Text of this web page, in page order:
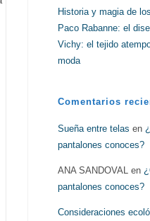
Historia y magia de
Paco Rabanne: el
Vichy: el tejido
moda
Comentarios
Sueña entre telas en
pantalones conoces?
ANA SANDOVAL en
pantalones conoces?
Consideraciones